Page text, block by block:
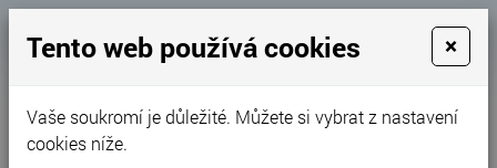
MENU
Tento web používá cookies ×
Vaše soukromí je důležité. Můžete si vybrat z nastavení
cookies níže.